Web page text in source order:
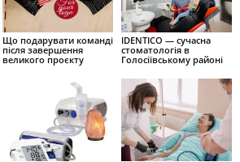
Що подарувати команді
після завершення
великого проєкту
IDENTICO — сучасна
стоматологія в
Голосіївському районі